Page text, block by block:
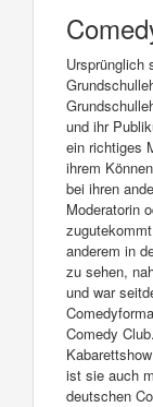
Ursprünglich
und ihr
ein richtiges
ihrem
bei ihren
Moderatorin
anderem in
zu sehen,
und war
Comedy
ist sie auch
deutschen